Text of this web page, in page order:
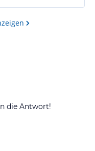
die Antwort!